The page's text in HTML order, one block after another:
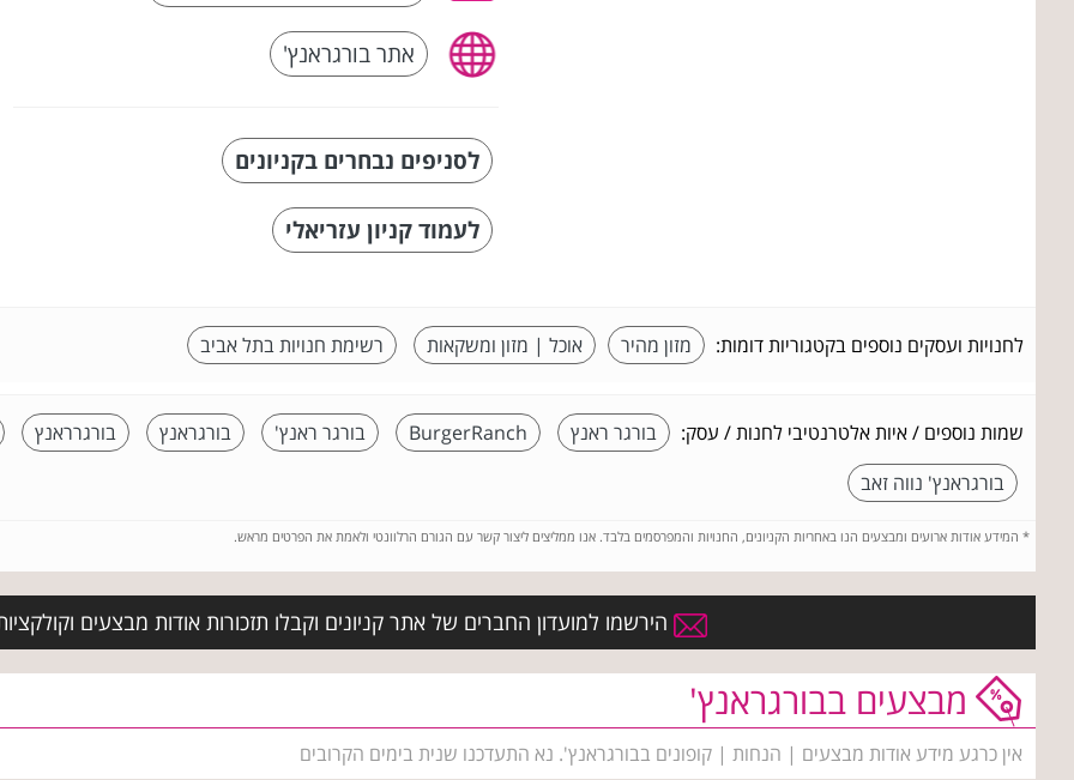
אתר בורגראנץ'
לסניפים נבחרים בקניונים
לעמוד קניון עזריאלי
לחנויות ועסקים נוספים בקטגוריות דומות: מזון מהיר אוכל | מזון ומשקאות רשימת חנויות בתל אביב
שמות נוספים / איות אלטרנטיבי לחנות / עסק: בורגר ראנץ BurgerRanch בורגר ראנץ' בורגראנץ בורגרראנץ
בורגראנץ' נווה זאב
* המידע אודות ארועים ומבצעים הנו באחריות הקניונים, החנויות והמפרסמים בלבד. אנו ממליצים ליצור קשר עם הגורם הרלוונטי ולאמת את הפרטים מראש.
הירשמו למועדון החברים של אתר קניונים וקבלו תזכורות אודות מבצעים
מבצעים בבורגראנץ'
אין כרגע מידע אודות מבצעים | הנחות | קופונים בבורגראנץ'. נא התעדכנו שנית בימים הקרובים